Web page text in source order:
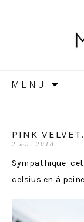
MENU
PINK VELVET.
2 mai 2018
Sympathique
celsius en à